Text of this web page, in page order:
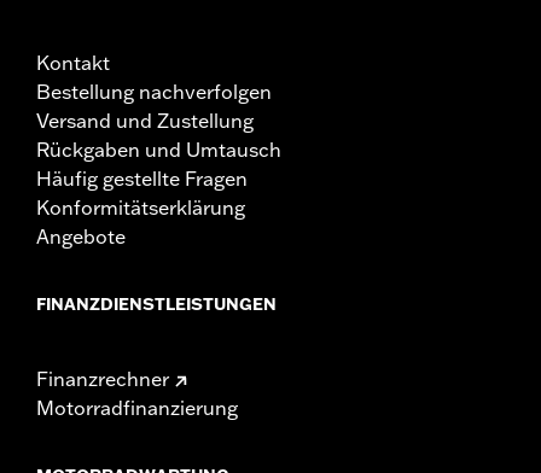
Kontakt
Bestellung nachverfolgen
Versand und Zustellung
Rückgaben und Umtausch
Häufig gestellte Fragen
Konformitätserklärung
Angebote
FINANZDIENSTLEISTUNGEN
Finanzrechner
Motorradfinanzierung